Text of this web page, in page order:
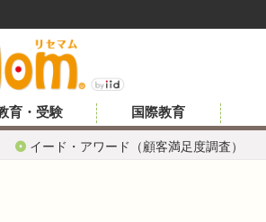
イード・アワード（顧客満足度調査）
育・受験 国際教育